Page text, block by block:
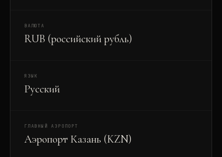
ВАЛЮТА
RUB (российский рубль)
ЯЗЫК
Русский
ГЛАВНЫЙ АЭРОПОРТ
Аэропорт Казань (KZN)